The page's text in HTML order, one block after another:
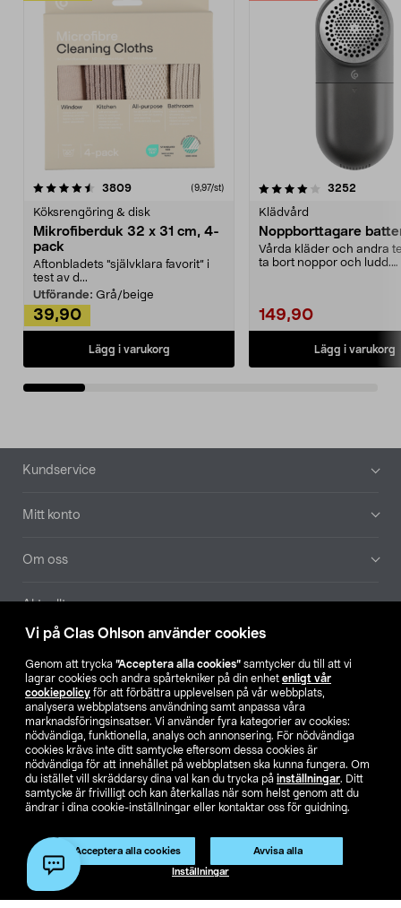
Vi på Clas Ohlson använder cookies
Genom att trycka ”Acceptera alla cookies” samtycker du till att vi
lagrar cookies och andra spårtekniker på din enhet enligt vår
cookiepolicy för att förbättra upplevelsen på vår webbplats,
analysera webbplatsens användning samt anpassa våra
marknadsföringsinsatser. Vi använder fyra kategorier av cookies:
nödvändiga, funktionella, analys och annonsering. För nödvändiga
cookies krävs inte ditt samtycke eftersom dessa cookies är
nödvändiga för att innehållet på webbplatsen ska kunna fungera. Om
du istället vill skräddarsy dina val kan du trycka på inställningar. Ditt
samtycke är frivilligt och kan återkallas när som helst genom att du
ändrar i dina cookie-inställningar eller kontaktar oss för guidning.
Acceptera alla cookies Avvisa alla
Inställningar
3809recensioner (9,97/st)
Köksrengöring & disk
Mikrofiberduk 32 x 31 cm, 4-
pack
Aftonbladets "självklara favorit” i
test av d...
Utförande: Grå/beige
39,90
Lägg i varukorg
4.0av 5 stjärnor 3252
Klädvård
Noppborttagare
Vårda kläder och andra
ta bort noppor och ludd.
149,90
Lägg i varukorg
4.5av 5 stjärnor
Sidfot
Kundservice
Mitt konto
Om oss
Aktuellt
Hitta butik
SE NO FI
Köpvillkor Privacy statement Klubbvillkor
För företag
Ändra till priser exklusive moms